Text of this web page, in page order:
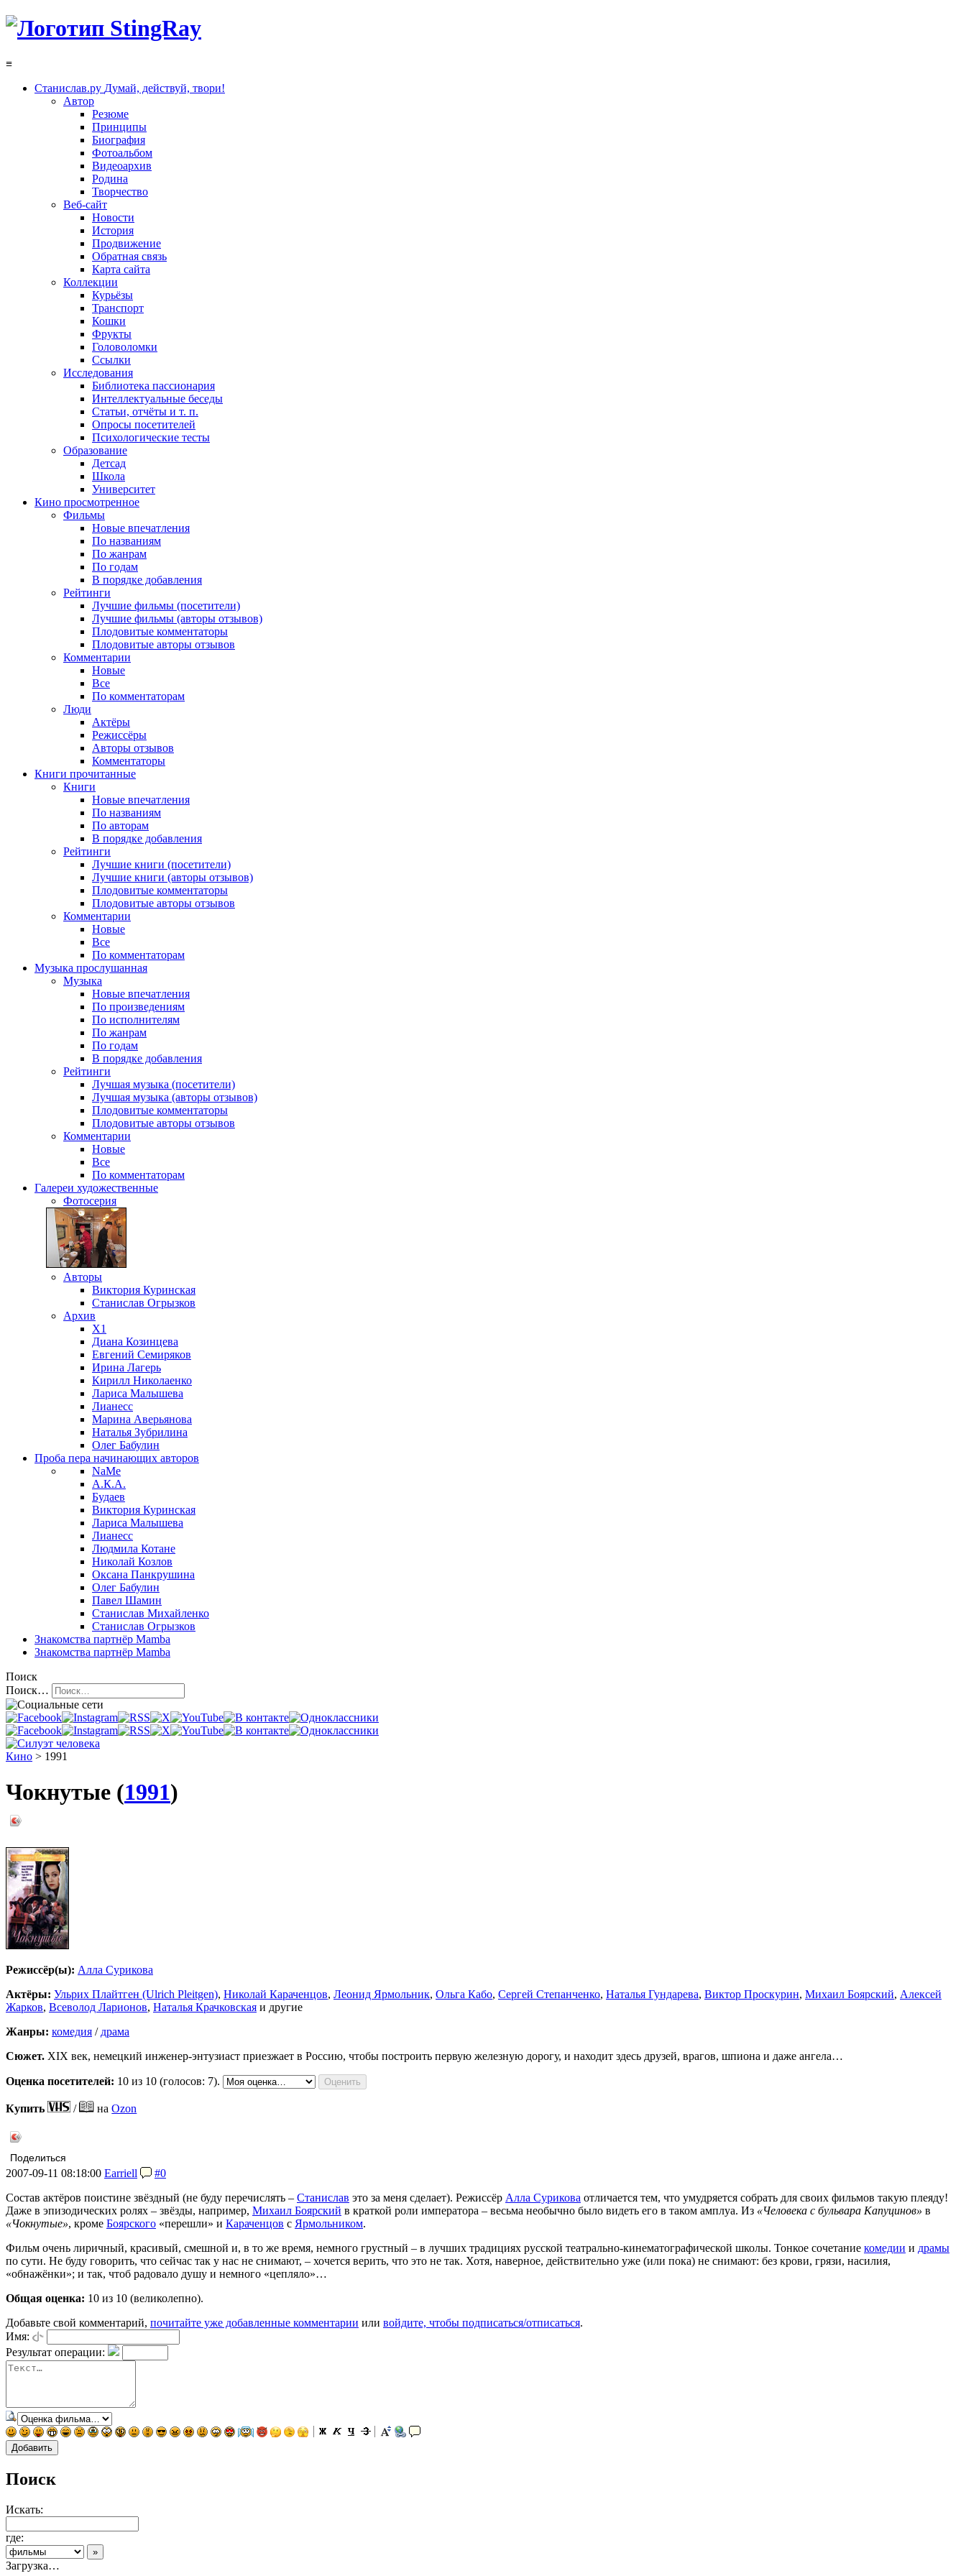
≡
Станислав.ру Думай, действуй, твори!
Автор
Резюме
Принципы
Биография
Фотоальбом
Видеоархив
Родина
Творчество
Веб-сайт
Новости
История
Продвижение
Обратная связь
Карта сайта
Коллекции
Курьёзы
Транспорт
Кошки
Фрукты
Головоломки
Ссылки
Исследования
Библиотека пассионария
Интеллектуальные беседы
Статьи, отчёты и т. п.
Опросы посетителей
Психологические тесты
Образование
Детсад
Школа
Университет
Кино просмотренное
Фильмы
Новые впечатления
По названиям
По жанрам
По годам
В порядке добавления
Рейтинги
Лучшие фильмы (посетители)
Лучшие фильмы (авторы отзывов)
Плодовитые комментаторы
Плодовитые авторы отзывов
Комментарии
Новые
Все
По комментаторам
Люди
Актёры
Режиссёры
Авторы отзывов
Комментаторы
Книги прочитанные
Книги
Новые впечатления
По названиям
По авторам
В порядке добавления
Рейтинги
Лучшие книги (посетители)
Лучшие книги (авторы отзывов)
Плодовитые комментаторы
Плодовитые авторы отзывов
Комментарии
Новые
Все
По комментаторам
Музыка прослушанная
Музыка
Новые впечатления
По произведениям
По исполнителям
По жанрам
По годам
В порядке добавления
Рейтинги
Лучшая музыка (посетители)
Лучшая музыка (авторы отзывов)
Плодовитые комментаторы
Плодовитые авторы отзывов
Комментарии
Новые
Все
По комментаторам
Галереи художественные
Фотосерия
Авторы
Виктория Куринская
Станислав Огрызков
Архив
X1
Диана Козинцева
Евгений Семиряков
Ирина Лагерь
Кирилл Николаенко
Лариса Малышева
Лианесс
Марина Аверьянова
Наталья Зубрилина
Олег Бабулин
Проба пера начинающих авторов
NaMe
А.К.А.
Будаев
Виктория Куринская
Лариса Малышева
Лианесс
Людмила Котане
Николай Козлов
Оксана Панкрушина
Олег Бабулин
Павел Шамин
Станислав Михайленко
Станислав Огрызков
Знакомства партнёр Mamba
Знакомства партнёр Mamba
Поиск
Поиск…
Кино > 1991
Чокнутые (1991)
Режиссёр(ы): Алла Сурикова
Актёры: Ульрих Плайтген (Ulrich Pleitgen), Николай Караченцов, Леонид Ярмольник, Ольга Кабо, Сергей Степанченко, Наталья Гундарева, Виктор Проскурин, Михаил Боярский, Алексей
Жарков, Всеволод Ларионов, Наталья Крачковская и другие
Жанры: комедия / драма
Сюжет. XIX век, немецкий инженер-энтузиаст приезжает в Россию, чтобы построить первую железную дорогу, и находит здесь друзей, врагов, шпиона и даже ангела…
Оценка посетителей: 10 из 10 (голосов: 7).
Купить / наOzon
Поделиться
2007-09-11 08:18:00 Earriell
#0
Состав актёров поистине звёздный (не буду перечислять – Станислав это за меня сделает). Режиссёр Алла Сурикова отличается тем, что умудряется собрать для своих фильмов такую плеяду!
Даже в эпизодических ролях – звёзды, например, Михаил Боярский в краткой роли императора – весьма необычно было видеть его в таком амплуа. Из «Человека с бульвара Капуцинов» в
«Чокнутые», кроме Боярского «перешли» и Караченцов с Ярмольником.
Фильм очень лиричный, красивый, смешной и, в то же время, немного грустный – в лучших традициях русской театрально-кинематографической школы. Тонкое сочетание комедии и драмы
по сути. Не буду говорить, что сейчас так у нас не снимают, – хочется верить, что это не так. Хотя, наверное, действительно уже (или пока) не снимают: без крови, грязи, насилия,
«обнажёнки»; и так, чтоб радовало душу и немного «цепляло»…
Общая оценка: 10 из 10 (великолепно).
Добавьте свой комментарий, почитайте уже добавленные комментарии или войдите, чтобы подписаться/отписаться.
Имя:
Результат операции:
Поиск
Искать:
где:
Загрузка…